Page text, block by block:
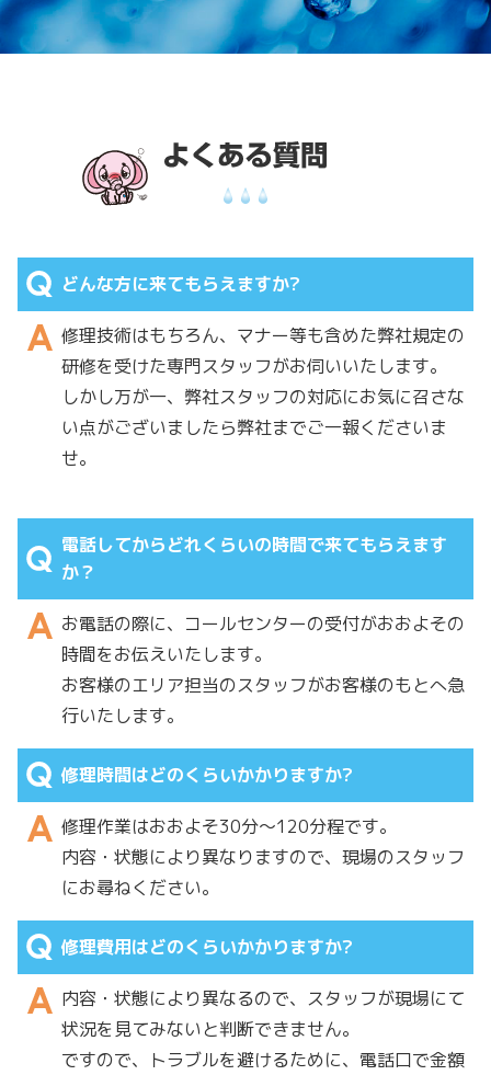
どんな方に来てもらえますか?
修理技術はもちろん、マナー等も含めた弊社規定の
研修を受けた専門スタッフがお伺いいたします。
しかし万が一、弊社スタッフの対応にお気に召さな
い点がございましたら弊社までご一報くださいま
せ。
電話してからどれくらいの時間で来てもらえます
か？
お電話の際に、コールセンターの受付がおおよその
時間をお伝えいたします。
お客様のエリア担当のスタッフがお客様のもとへ急
行いたします。
修理時間はどのくらいかかりますか?
修理作業はおおよそ30分～120分程です。
内容・状態により異なりますので、現場のスタッフ
にお尋ねください。
修理費用はどのくらいかかりますか?
内容・状態により異なるので、スタッフが現場にて
状況を見てみないと判断できません。
ですので、トラブルを避けるために、電話口で金額